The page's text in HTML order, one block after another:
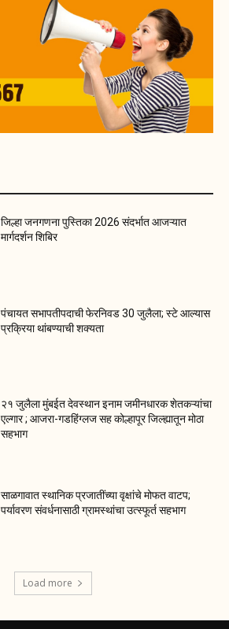
जिल्हा जनगणना पुस्तिका 2026 संदर्भात आजऱ्यात
मार्गदर्शन शिबिर
पंचायत सभापतीपदाची फेरनिवड 30 जुलैला; स्टे आल्यास
प्रक्रिया थांबण्याची शक्यता
२१ जुलैला मुंबईत देवस्थान इनाम जमीनधारक शेतकऱ्यांचा
एल्गार ; आजरा-गडहिंग्लज सह कोल्हापूर जिल्ह्यातून मोठा
सहभाग
साळगावात स्थानिक प्रजातींच्या वृक्षांचे मोफत वाटप;
पर्यावरण संवर्धनासाठी ग्रामस्थांचा उत्स्फूर्त सहभाग
Load more